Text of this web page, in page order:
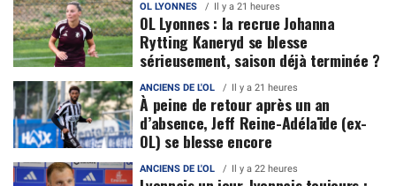
OL LYONNES Il y a 21 heures
OL Lyonnes : la recrue Johanna
Rytting Kaneryd se blesse
sérieusement, saison déjà terminée ?
ANCIENS DE L'OL Il y a 21 heures
À peine de retour après un an
d’absence, Jeff Reine-Adélaïde (ex-
OL) se blesse encore
ANCIENS DE L'OL Il y a 22 heures